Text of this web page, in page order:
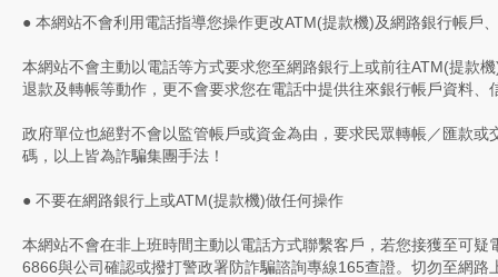
● 本網站不會利用電話指導您操作更改ATM(提款機)及網路銀行帳戶
本網站不會主動以電話等方式要求您至網路銀行上或前往ATM(提款
退款及轉帳等動作，更不會要求您在電話中提供往來銀行帳戶資料、
政府單位也絕對不會以監管帳戶或資金為由，要求民眾轉帳／匯款或
碼，以上皆為詐騙集團手法！
● 不要在網路銀行上或ATM(提款機)做任何操作
本網站不會在非上班時間主動以電話方式聯繫客戶，若您接獲至可
6866與公司確認或撥打警政署防詐騙諮詢專線165查證。切勿至網路